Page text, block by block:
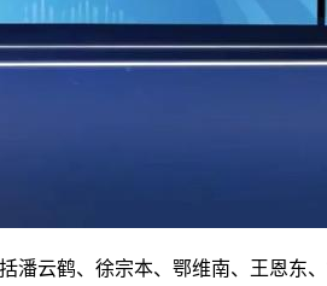
云鹤、徐宗本、鄂维南、王恩东